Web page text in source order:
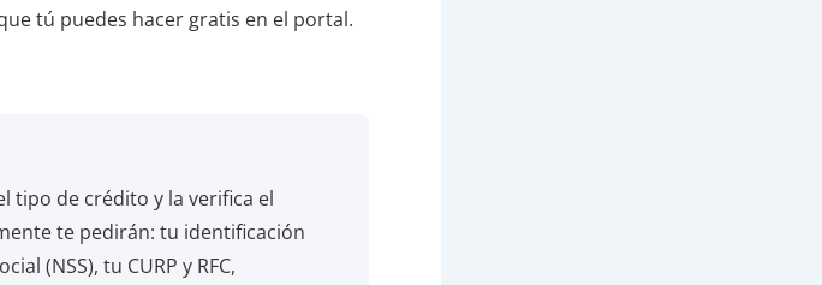
tú puedes hacer gratis en el portal.
tipo de crédito y la verifica el
te pedirán: tu identificación
(NSS), tu CURP y RFC,